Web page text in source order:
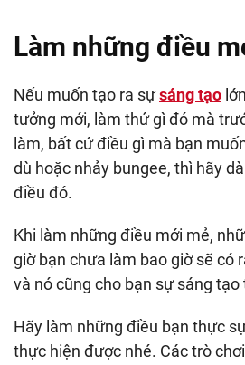
Làm những điều
Nếu muốn tạo ra sựsáng tạo
tưởng mới, làm thứ gì đó mà
làm, bất cứ điều gì mà bạn
dù hoặc nhảy bungee, thì hãy
điều đó.
Khi làm những điều mới mẻ,
giờ bạn chưa làm bao giờ sẽ có
và nó cũng cho bạn sự sáng tạo
Hãy làm những điều bạn thực
thực hiện được nhé. Các trò